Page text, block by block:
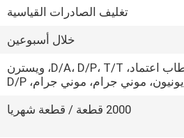
تغليف الصادرات القياسية
خلال أسبوعين
خطاب اعتماد، D/A، D/P، T/T، ويسترن
يونيون، موني جرام، موني جرام، D/P
2000 قطعة / قطعة شهريا